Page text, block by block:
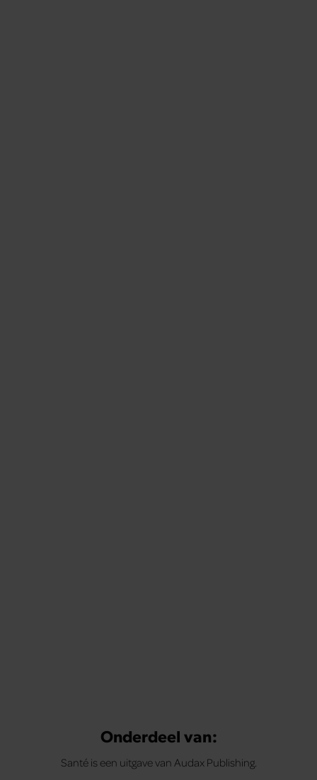
Onderdeel van:
Santé is een uitgave van Audax Publishing.